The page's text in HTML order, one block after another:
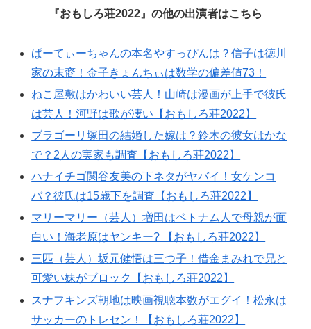
『おもしろ荘2022』の他の出演者はこちら
ぱーてぃーちゃんの本名やすっぴんは？信子は徳川
家の末裔！金子きょんちぃは数学の偏差値73！
ねこ屋敷はかわいい芸人！山崎は漫画が上手で彼氏
は芸人！河野は歌が凄い【おもしろ荘2022】
ブラゴーリ塚田の結婚した嫁は？鈴木の彼女はかな
で？2人の実家も調査【おもしろ荘2022】
ハナイチゴ関谷友美の下ネタがヤバイ！女ケンコ
バ？彼氏は15歳下を調査【おもしろ荘2022】
マリーマリー（芸人）増田はベトナム人で母親が面
白い！海老原はヤンキー? 【おもしろ荘2022】
三匹（芸人）坂元健悟は三つ子！借金まみれで兄と
可愛い妹がブロック【おもしろ荘2022】
スナフキンズ朝地は映画視聴本数がエグイ！松永は
サッカーのトレセン！【おもしろ荘2022】